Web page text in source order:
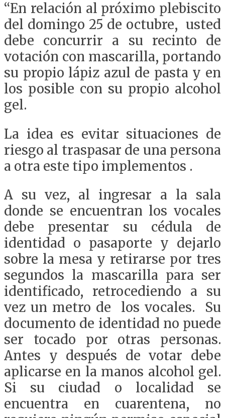
“En relación al próximo plebiscito
del domingo 25 de octubre, usted
debe concurrir a su recinto de
votación con mascarilla, portando
su propio lápiz azul de pasta y en
los posible con su propio alcohol
gel.
La idea es evitar situaciones de
riesgo al traspasar de una persona
a otra este tipo implementos .
A su vez, al ingresar a la sala
donde se encuentran los vocales
debe presentar su cédula de
identidad o pasaporte y dejarlo
sobre la mesa y retirarse por tres
segundos la mascarilla para ser
identificado, retrocediendo a su
vez un metro de los vocales. Su
documento de identidad no puede
ser tocado por otras personas.
Antes y después de votar debe
aplicarse en la manos alcohol gel.
Si su ciudad o localidad se
encuentra en cuarentena, no